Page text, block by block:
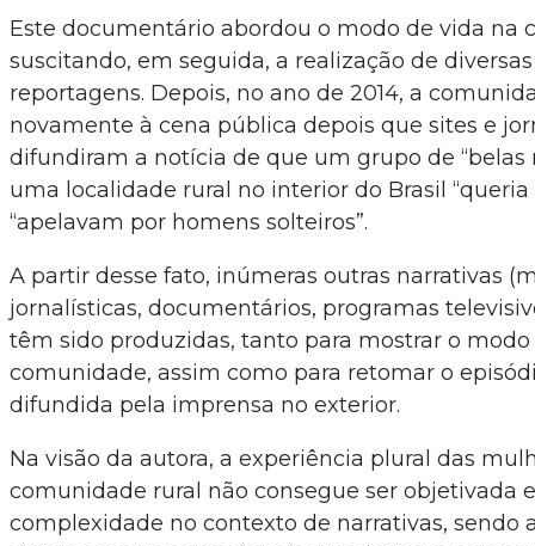
Este documentário abordou o modo de vida na
suscitando, em seguida, a realização de
reportagens. Depois, no ano de 2014, a
novamente à cena pública depois que sites e
difundiram a notícia de que um grupo de “belas
uma localidade rural no interior do Brasil “queria
“apelavam por homens solteiros”.
A partir desse fato, inúmeras outras narrativas
jornalísticas, documentários, programas
têm sido produzidas, tanto para mostrar o
comunidade, assim como para retomar o
difundida pela imprensa no exterior.
Na visão da autora, a experiência plural das
comunidade rural não consegue ser objetivada
complexidade no contexto de narrativas, sendo